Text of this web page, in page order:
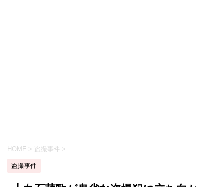
HOME > 盗撮事件 >
盗撮事件